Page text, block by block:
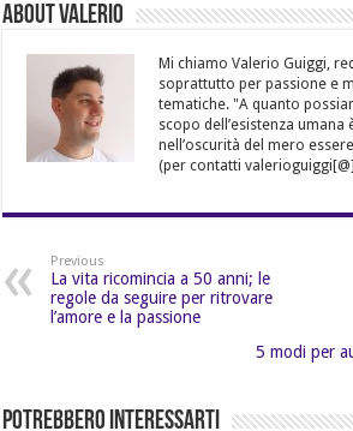
About Valerio
Mi chiamo Valerio Guiggi,
soprattutto per passione e
tematiche. "A quanto
scopo dell’esistenza umana
nell’oscurità del mero
(per contatti
Previous
La vita ricomincia a 50 anni; le
regole da seguire per ritrovare
l’amore e la passione
5 modi per
Potrebbero Interessarti